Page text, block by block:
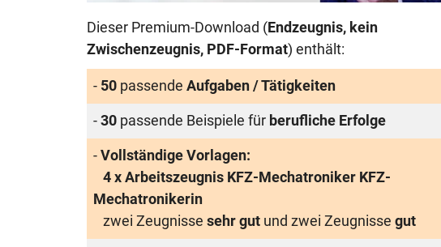
Dieser Premium-Download (Endzeugnis, kein
Zwischenzeugnis, PDF-Format) enthält:
- 50 passende Aufgaben / Tätigkeiten
- 30 passende Beispiele für berufliche Erfolge
- Vollständige Vorlagen:
4 x Arbeitszeugnis KFZ-Mechatroniker KFZ-
Mechatronikerin
zwei Zeugnisse sehr gutund zwei Zeugnisse gut